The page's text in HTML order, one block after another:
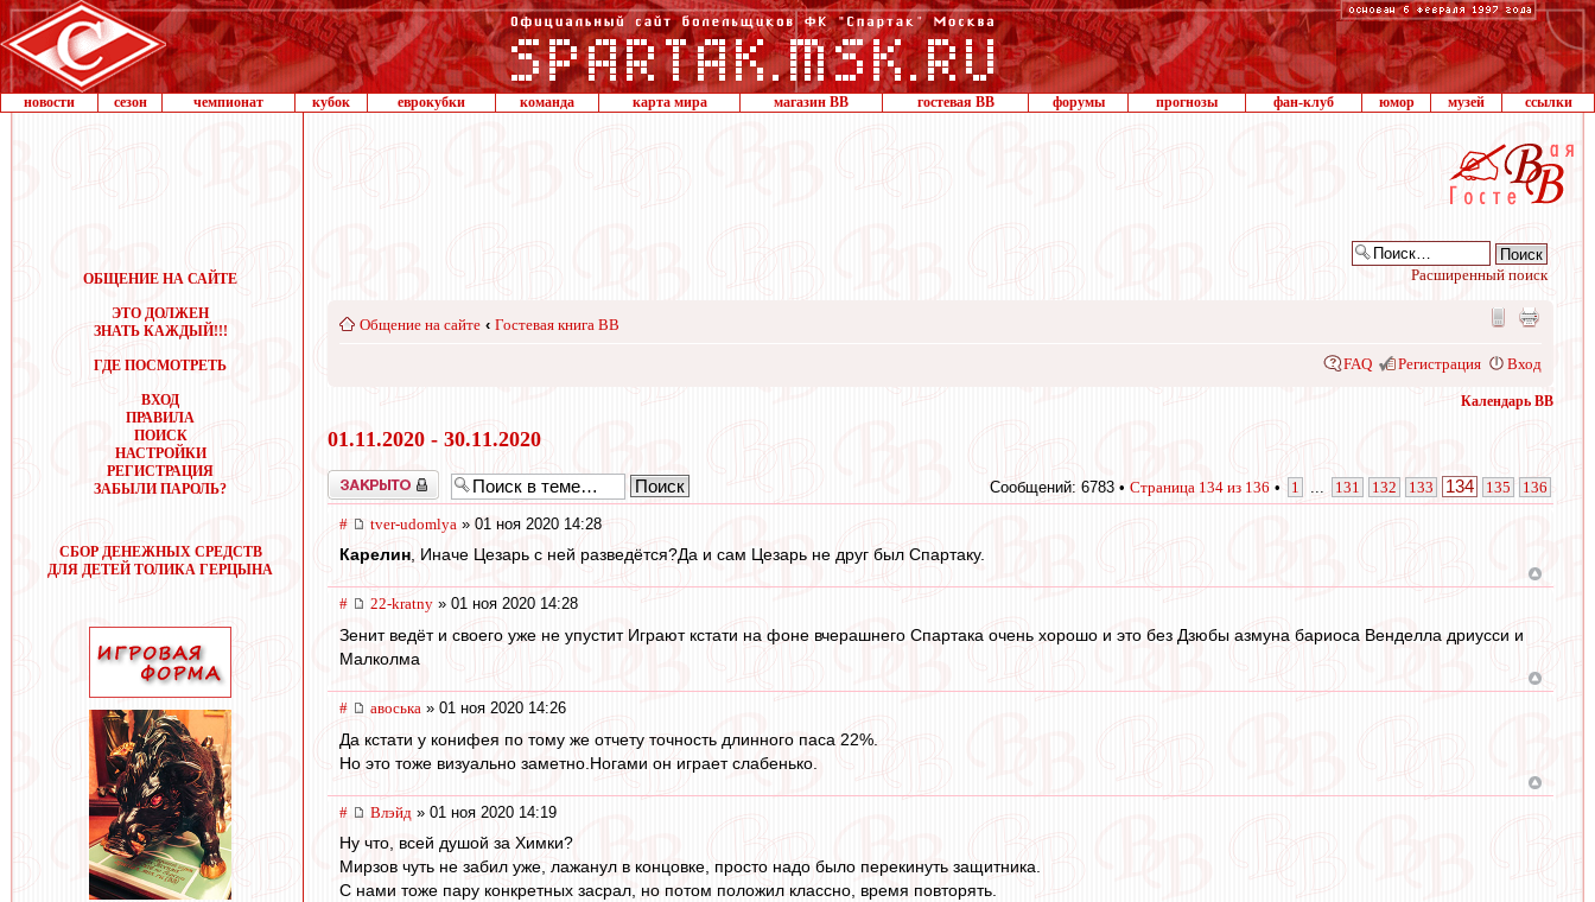
новости сезон чемпионат кубок еврокубки команда карта мира магазин ВВ гостевая ВВ форумы прогнозы фан-клуб юмор музей ссылки
ОБЩЕНИЕ НА САЙТЕ
ЭТО ДОЛЖЕН
ЗНАТЬ КАЖДЫЙ!!!
ГДЕ ПОСМОТРЕТЬ
ВХОД
ПРАВИЛА
ПОИСК
НАСТРОЙКИ
РЕГИСТРАЦИЯ
ЗАБЫЛИ ПАРОЛЬ?
СБОР ДЕНЕЖНЫХ СРЕДСТВ
ДЛЯ ДЕТЕЙ ТОЛИКА ГЕРЦЫНА
Расширенный поиск
Общение на сайте ‹ Гостевая книга ВВ
FAQ Регистрация Вход
Календарь ВВ
01.11.2020 - 30.11.2020
Закрыто Сообщений: 6783 • Страница 134 из 136 • 1 131 132 133 134 135 136
# tver-udomlya » 01 ноя 2020 14:28
Карелин, Иначе Цезарь с ней разведётся?Да и сам Цезарь не друг был Спартаку.
# 22-kratny » 01 ноя 2020 14:28
Зенит ведёт и своего уже не упустит Играют кстати на фоне вчерашнего Спартака очень хорошо и это без Дзюбы азмуна бариоса Венделла дриусси и
Малколма
# авоська » 01 ноя 2020 14:26
Да кстати у конифея по тому же отчету точность длинного паса 22%.
Но это тоже визуально заметно.Ногами он играет слабенько.
# Влэйд » 01 ноя 2020 14:19
Ну что, всей душой за Химки?
Мирзов чуть не забил уже, лажанул в концовке, просто надо было перекинуть защитника.
С нами тоже пару конкретных засрал, но потом положил классно, время повторять.